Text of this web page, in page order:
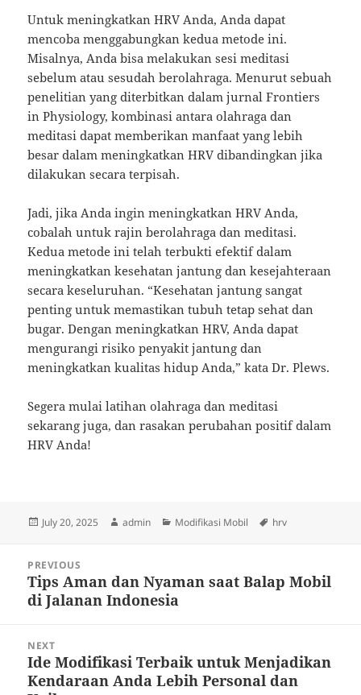
Untuk meningkatkan HRV Anda, Anda dapat
mencoba menggabungkan kedua metode ini.
Misalnya, Anda bisa melakukan sesi meditasi
sebelum atau sesudah berolahraga. Menurut sebuah
penelitian yang diterbitkan dalam jurnal Frontiers
in Physiology, kombinasi antara olahraga dan
meditasi dapat memberikan manfaat yang lebih
besar dalam meningkatkan HRV dibandingkan jika
dilakukan secara terpisah.
Jadi, jika Anda ingin meningkatkan HRV Anda,
cobalah untuk rajin berolahraga dan meditasi.
Kedua metode ini telah terbukti efektif dalam
meningkatkan kesehatan jantung dan kesejahteraan
secara keseluruhan. “Kesehatan jantung sangat
penting untuk memastikan tubuh tetap sehat dan
bugar. Dengan meningkatkan HRV, Anda dapat
mengurangi risiko penyakit jantung dan
meningkatkan kualitas hidup Anda,” kata Dr. Plews.
Segera mulai latihan olahraga dan meditasi
sekarang juga, dan rasakan perubahan positif dalam
HRV Anda!
Posted
July 20, 2025 Author
admin Categories
Modifikasi Mobil Tags
hrv
navigation
PREVIOUS
Previous
post:
Tips Aman dan Nyaman saat Balap Mobil
di Jalanan Indonesia
NEXT
Next
post:
Ide Modifikasi Terbaik untuk Menjadikan
Kendaraan Anda Lebih Personal dan